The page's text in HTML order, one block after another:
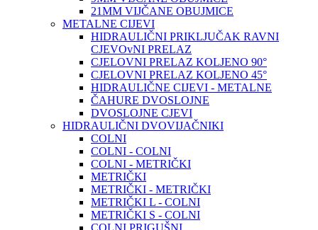
21MM VIJČANE OBUJMICE
METALNE CIJEVI
HIDRAULIČNI PRIKLJUČAK RAVNI
CJEVOvNI PRELAZ
CJELOVNI PRELAZ KOLJENO 90°
CJELOVNI PRELAZ KOLJENO 45°
HIDRAULIČNE CIJEVI - METALNE
ČAHURE DVOSLOJNE
DVOSLOJNE CJEVI
HIDRAULIČNI DVOVIJAČNIKI
COLNI
COLNI - COLNI
COLNI - METRIČKI
METRIČKI
METRIČKI - METRIČKI
METRIČKI L - COLNI
METRIČKI S - COLNI
COLNI PRIGUŠNI